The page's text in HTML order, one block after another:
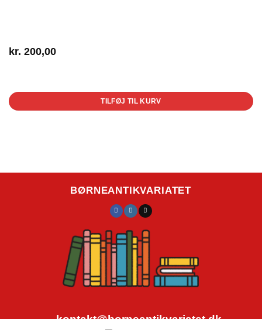
kr. 200,00
TILFØJ TIL KURV
BØRNEANTIKVARIATET
kontakt@borneantikvariatet.dk